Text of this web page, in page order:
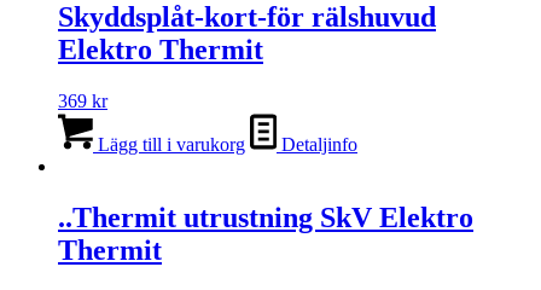
Skyddsplåt-kort-för rälshuvud
Elektro Thermit
369 kr
Lägg till i varukorg Detaljinfo
..Thermit utrustning SkV Elektro
Thermit